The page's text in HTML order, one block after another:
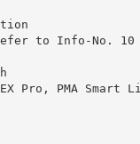
to Info-No. 10
Pro, PMA Smart